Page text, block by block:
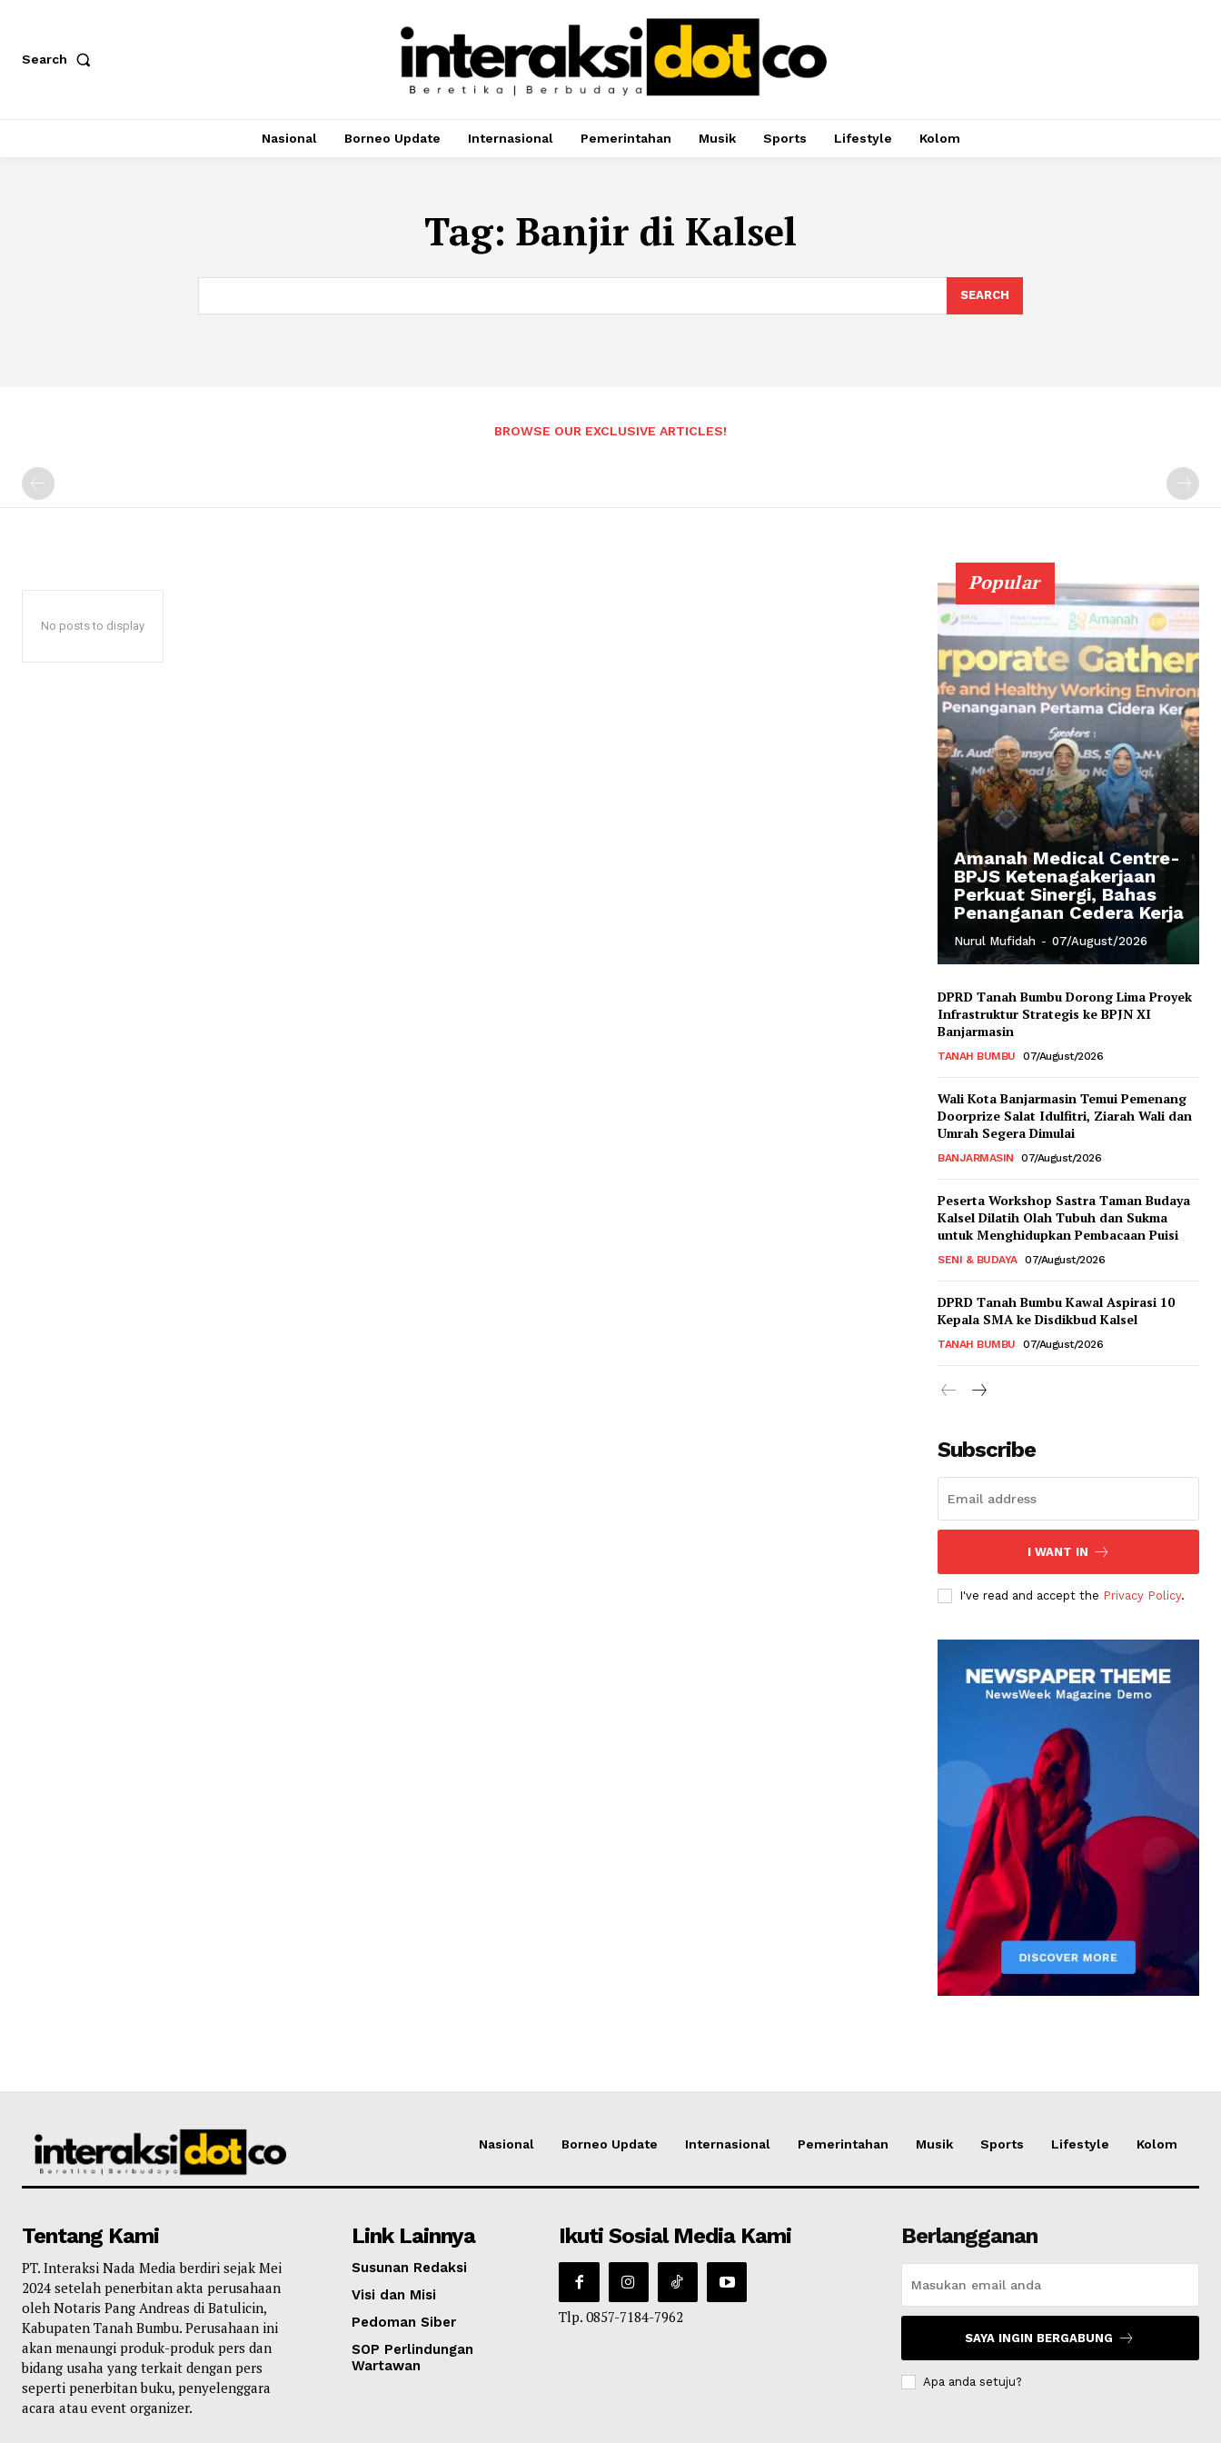
Search
Nasional Borneo Update Internasional Pemerintahan Musik Sports Lifestyle Kolom
Tag: Banjir di Kalsel
SEARCH
BROWSE OUR EXCLUSIVE ARTICLES!
No posts to display
Popular
Amanah Medical Centre-
BPJS Ketenagakerjaan
Perkuat Sinergi, Bahas
Penanganan Cedera Kerja
Nurul Mufidah - 07/August/2026
DPRD Tanah Bumbu Dorong Lima Proyek
Infrastruktur Strategis ke BPJN XI
Banjarmasin
TANAH BUMBU 07/August/2026
Wali Kota Banjarmasin Temui Pemenang
Doorprize Salat Idulfitri, Ziarah Wali dan
Umrah Segera Dimulai
BANJARMASIN 07/August/2026
Peserta Workshop Sastra Taman Budaya
Kalsel Dilatih Olah Tubuh dan Sukma
untuk Menghidupkan Pembacaan Puisi
SENI & BUDAYA 07/August/2026
DPRD Tanah Bumbu Kawal Aspirasi 10
Kepala SMA ke Disdikbud Kalsel
TANAH BUMBU 07/August/2026
Subscribe
I WANT IN
I've read and accept the Privacy Policy.
Nasional Borneo Update Internasional Pemerintahan Musik Sports Lifestyle Kolom
Tentang Kami
PT. Interaksi Nada Media berdiri sejak Mei
2024 setelah penerbitan akta perusahaan
oleh Notaris Pang Andreas di Batulicin,
Kabupaten Tanah Bumbu. Perusahaan ini
akan menaungi produk-produk pers dan
bidang usaha yang terkait dengan pers
seperti penerbitan buku, penyelenggara
acara atau event organizer.
Link Lainnya
Susunan Redaksi
Visi dan Misi
Pedoman Siber
SOP Perlindungan
Wartawan
Ikuti Sosial Media Kami
Tlp. 0857-7184-7962
Berlangganan
SAYA INGIN BERGABUNG
Apa anda setuju?